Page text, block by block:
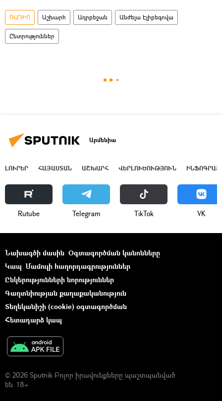
ՌԱԴԻՈ Աշխարհ Ադրբեջան Անժելա Էլիբեգովա
Ընտրություններ
Արմենիա
ԼՈՒՐԵՐ ՀԱՅԱՍՏԱՆ ԱՇԽԱՐՀ ՎԵՐԼՈՒԾՈՒԹՅՈՒՆ
Rutube Telegram ТikТоk VK
Նախագծի մասին Օգտագործման կանոնները
Կապ Մամուլի հաղորդագրություններ
Ընկերությունների նորություններ
Գաղտնիության քաղաքականություն
Տեղեկանիշի (cookie) օգտագործման
Հետադարձ կապ
© 2026 Sputnik Բոլոր իրավունքները պաշտպանված
են. 18+